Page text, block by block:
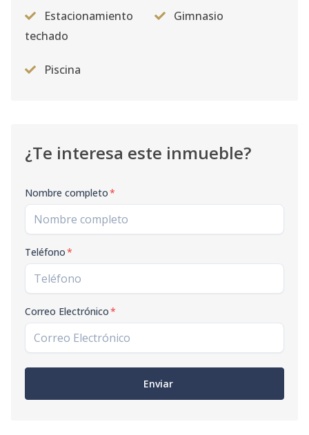
Estacionamiento
techado
Gimnasio
Piscina
¿Te interesa este inmueble?
Nombre completo*
Teléfono*
Correo Electrónico*
Enviar